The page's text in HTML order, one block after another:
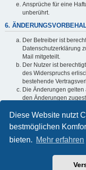
Diese Website nutzt
bestmöglichen
bieten. Mehr erfahren
Ansprüche für eine
unberührt.
6.
Der Betreiber ist
Datenschutzerklärung
Mail mitgeteilt.
Der Nutzer ist
des Widerspruchs
bestehende
Die Änderungen
den Änderungen
Informationen über den
sind in der
Powered by